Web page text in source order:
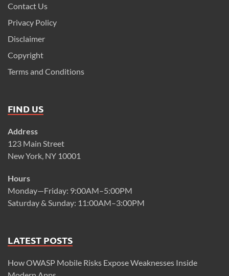
Contact Us
Privacy Policy
Disclaimer
Copyright
Terms and Conditions
FIND US
Address
123 Main Street
New York, NY 10001
Hours
Monday—Friday: 9:00AM–5:00PM
Saturday & Sunday: 11:00AM–3:00PM
LATEST POSTS
How OWASP Mobile Risks Expose Weaknesses Inside